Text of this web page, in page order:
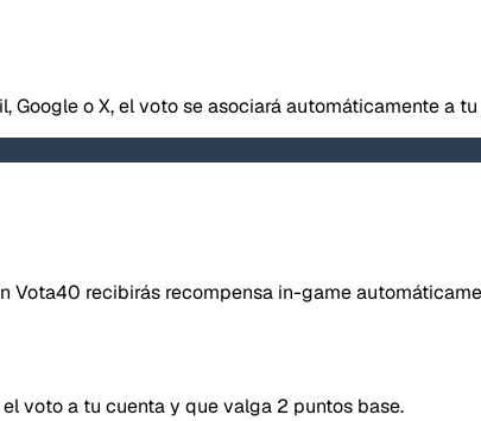
o X, el voto se asociará automáticamente a
Vota40 recibirás recompensa in-game
voto a tu cuenta y que valga 2 puntos base.